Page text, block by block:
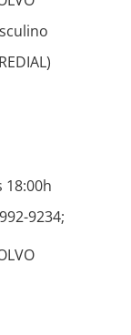
18:00h
9234;